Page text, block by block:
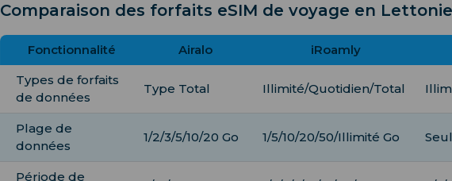
Comparaison des forfaits eSIM de voyage en Lettonie
Fonctionnalité Airalo iRoamly
Types de forfaits
de données
Type Total Illimité/Quotidien/Total
Plage de
données
1/2/3/5/10/20 Go 1/5/10/20/50/Illimité Go
Période de